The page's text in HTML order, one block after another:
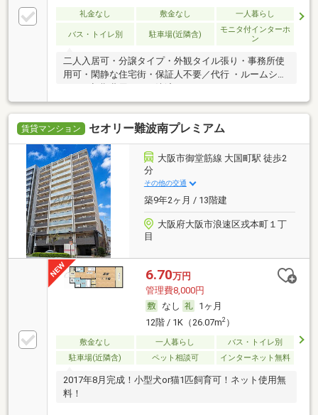
礼金なし 敷金なし 一人暮らし
バス・トイレ別 駐車場(近隣含)
モニタ付インターホ
ン
二人入居可・分譲タイプ・外観タイル張り・事務所使
用可・閑静な住宅街・保証人不要／代行 ・ルームシェ
賃貸マンション セオリー難波南プレミアム
大阪市御堂筋線 大国町駅 徒歩2
分
その他の交通
築9年2ヶ月 / 13階建
大阪府大阪市浪速区戎本町１丁
目
6.70万円
管理費8,000円
なし
1ヶ月
12階 / 1K（26.07m2）
敷金なし 一人暮らし
バス・トイレ別
駐車場(近隣含)
ペット相談可 インターネット無料
2017年8月完成！小型犬or猫1匹飼育可！ネット使用無
料！